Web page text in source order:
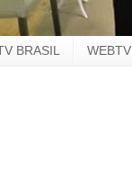
BRASIL WEBTV